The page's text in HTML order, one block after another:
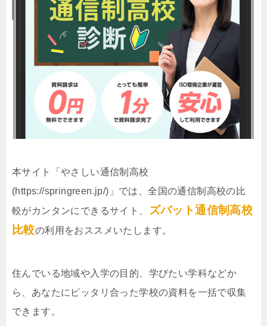
本サイト「やさしい通信制高校
(https://springreen.jp/)」では、全国の通信制高校の比
較がカンタンにできるサイト、
ズバット通信制高校
比較の利用をおススメいたします。
住んでいる地域や入学の目的、学びたい学科などか
ら、あなたにピッタリ合った学校の資料を一括で収集
できます。